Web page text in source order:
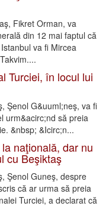
Fikret Orman, va
din 12 mai faptul că
va fi Mircea
Turciei, în locul lui
Şenol G&uuml;neş, va fi
urm&acirc;nd să preia
&nbsp; &Icirc;n...
naţională, dar nu
cu Beşiktaş
Şenol Guneş, despre
că ar urma să preia
Turciei, a declarat că